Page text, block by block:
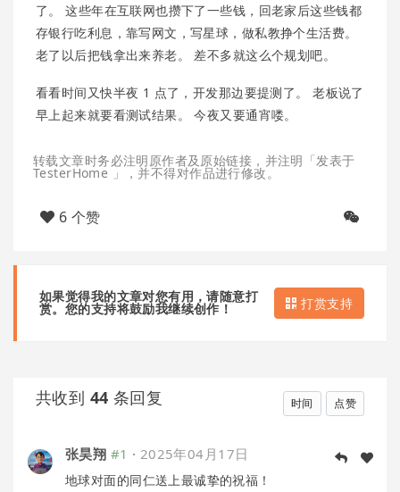
了。 这些年在互联网也攒下了一些钱，回老家后这些钱都
存银行吃利息，靠写网文，写星球，做私教挣个生活费。
老了以后把钱拿出来养老。 差不多就这么个规划吧。
看看时间又快半夜 1 点了，开发那边要提测了。 老板说了
早上起来就要看测试结果。 今夜又要通宵喽。
转载文章时务必注明原作者及原始链接，并注明「发表于
TesterHome 」，并不得对作品进行修改。
6 个赞
如果觉得我的文章对您有用，请随意打
赏。您的支持将鼓励我继续创作！ 打赏支持
共收到 44 条回复 时间 点赞
张昊翔 #1 · 2025年04月17日
地球对面的同仁送上最诚挚的祝福！